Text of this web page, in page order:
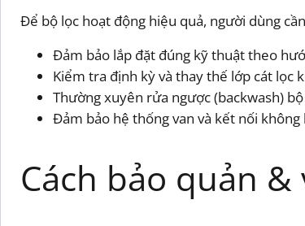
Để bộ lọc hoạt động hiệu quả, người dùng
Đảm bảo lắp đặt đúng kỹ thuật theo
Kiểm tra định kỳ và thay thế lớp cát lọc
Thường xuyên rửa ngược (backwash)
Đảm bảo hệ thống van và kết nối không
Cách bảo quản